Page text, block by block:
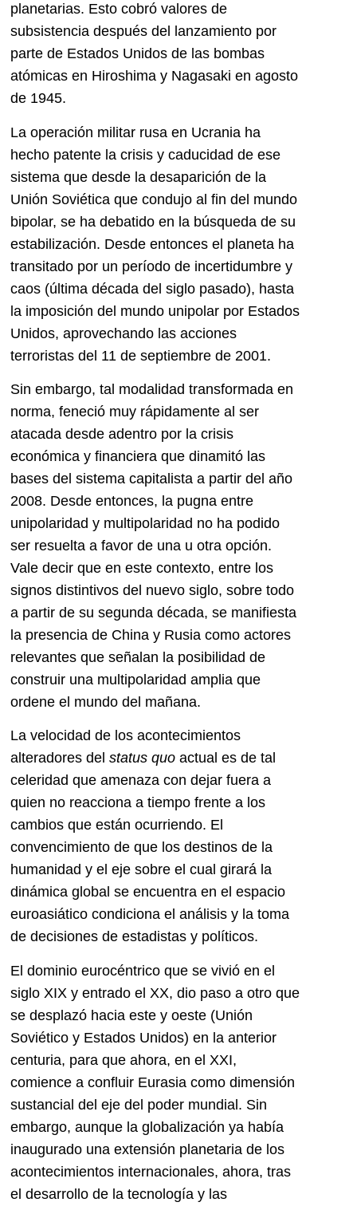
planetarias. Esto cobró valores de
subsistencia después del lanzamiento por
parte de Estados Unidos de las bombas
atómicas en Hiroshima y Nagasaki en agosto
de 1945.
La operación militar rusa en Ucrania ha
hecho patente la crisis y caducidad de ese
sistema que desde la desaparición de la
Unión Soviética que condujo al fin del mundo
bipolar, se ha debatido en la búsqueda de su
estabilización. Desde entonces el planeta ha
transitado por un período de incertidumbre y
caos (última década del siglo pasado), hasta
la imposición del mundo unipolar por Estados
Unidos, aprovechando las acciones
terroristas del 11 de septiembre de 2001.
Sin embargo, tal modalidad transformada en
norma, feneció muy rápidamente al ser
atacada desde adentro por la crisis
económica y financiera que dinamitó las
bases del sistema capitalista a partir del año
2008. Desde entonces, la pugna entre
unipolaridad y multipolaridad no ha podido
ser resuelta a favor de una u otra opción.
Vale decir que en este contexto, entre los
signos distintivos del nuevo siglo, sobre todo
a partir de su segunda década, se manifiesta
la presencia de China y Rusia como actores
relevantes que señalan la posibilidad de
construir una multipolaridad amplia que
ordene el mundo del mañana.
La velocidad de los acontecimientos
alteradores del status quo actual es de tal
celeridad que amenaza con dejar fuera a
quien no reacciona a tiempo frente a los
cambios que están ocurriendo. El
convencimiento de que los destinos de la
humanidad y el eje sobre el cual girará la
dinámica global se encuentra en el espacio
euroasiático condiciona el análisis y la toma
de decisiones de estadistas y políticos.
El dominio eurocéntrico que se vivió en el
siglo XIX y entrado el XX, dio paso a otro que
se desplazó hacia este y oeste (Unión
Soviético y Estados Unidos) en la anterior
centuria, para que ahora, en el XXI,
comience a confluir Eurasia como dimensión
sustancial del eje del poder mundial. Sin
embargo, aunque la globalización ya había
inaugurado una extensión planetaria de los
acontecimientos internacionales, ahora, tras
el desarrollo de la tecnología y las